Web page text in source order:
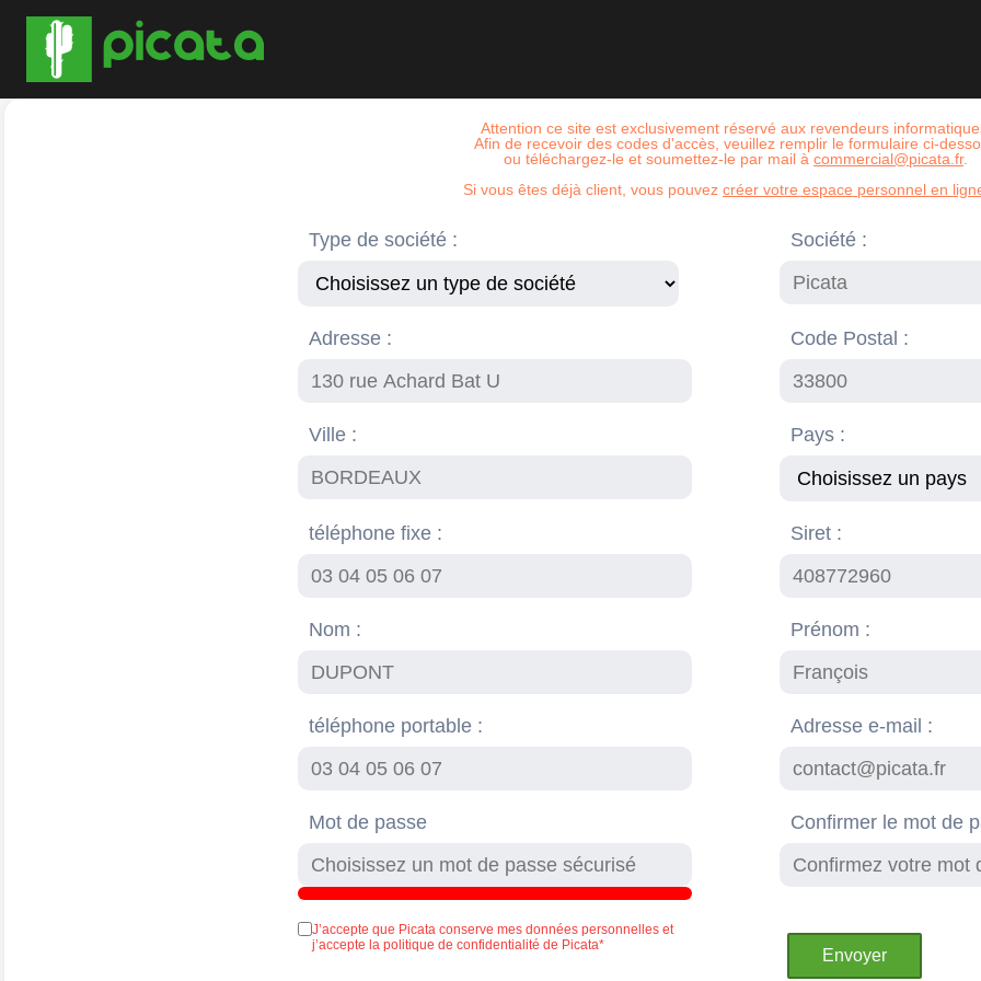
Attention ce site est exclusivement réservé aux revendeurs
Afin de recevoir des codes d'accès, veuillez remplir le formulaire ci-
ou téléchargez-le et soumettez-le par mail à commercial@picata.fr.
Si vous êtes déjà client, vous pouvez créer votre espace personnel en
Type de société : Société :
Adresse : Code Postal :
Ville : Pays :
téléphone fixe : Siret :
Nom : Prénom :
téléphone portable : Adresse e-mail :
Mot de passe Confirmer le mot de
J’accepte que Picata conserve mes données personnelles et
j’accepte la politique de confidentialité de Picata*
Envoyer